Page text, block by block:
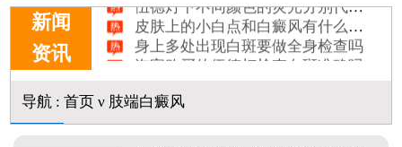
新闻
资讯
皮肤上的小白点和白癜风有什么区别
身上多处出现白斑要做全身检查吗
淘宝购买的伍德灯检查白斑准确吗
导航: 首页ν 肢端白癜风